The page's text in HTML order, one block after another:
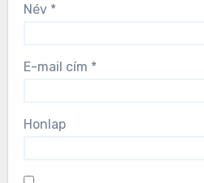
Név *
E-mail cím *
Honlap